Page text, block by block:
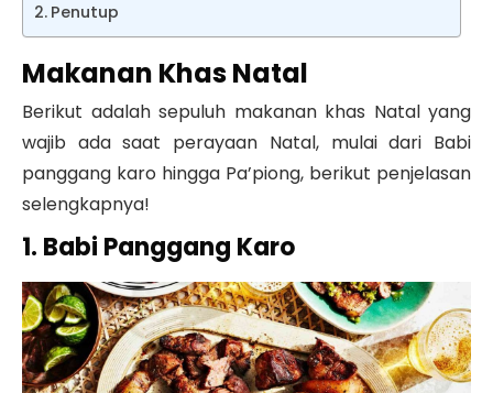
Penutup
Makanan Khas Natal
Berikut adalah sepuluh makanan khas Natal yang
wajib ada saat perayaan Natal, mulai dari Babi
panggang karo hingga Pa’piong, berikut penjelasan
selengkapnya!
1. Babi Panggang Karo